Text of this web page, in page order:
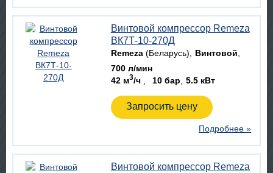
Винтовой компрессор Remeza
ВК7Т-10-270Д
Remeza(Беларусь)
Винтовой
700 л/мин
42 м3/ч 10 бар 5.5 кВт
Запросить цену
Подробнее »
Винтовой компрессор Remeza